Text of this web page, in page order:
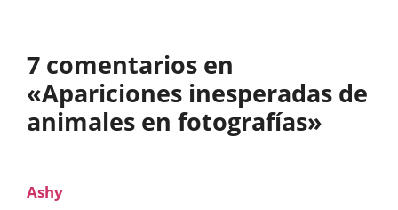
7 comentarios en
«Apariciones inesperadas de
animales en fotografías»
Ashy